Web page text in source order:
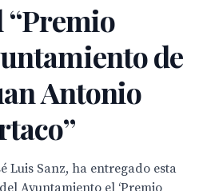
“Premio
de
Antonio
Luis Sanz, ha entregado esta
Ayuntamiento el ‘Premio